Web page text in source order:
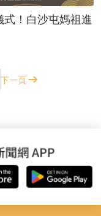
！白沙屯媽祖進
下一頁